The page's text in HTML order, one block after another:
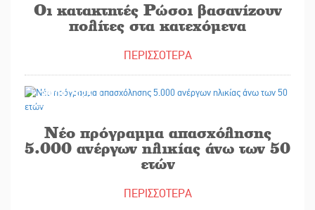
Οι κατακτητές Ρώσοι βασανίζουν
πολίτες στα κατεχόμενα
ΠΕΡΙΣΣΟΤΕΡΑ
30/09/2025
Νέο πρόγραμμα απασχόλησης
5.000 ανέργων ηλικίας άνω των 50
ετών
ΠΕΡΙΣΣΟΤΕΡΑ